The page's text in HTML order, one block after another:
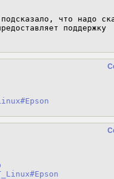
что надо
поддержку